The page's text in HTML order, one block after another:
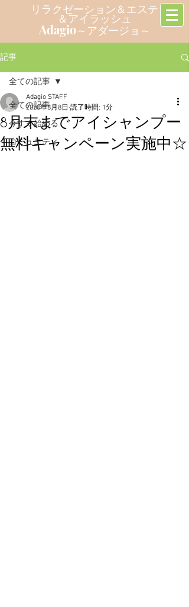
リラクゼーション＆エステ
＆アイラッシュ
Adagio～アダージョ～
記事
全ての記事
今すぐ始める
コミュニティ
全ての記事
8月末までアイシャンプー
無料キャンペーン実施中☆
Adagio STAFF
2020年8月8日 読了時間: 1分